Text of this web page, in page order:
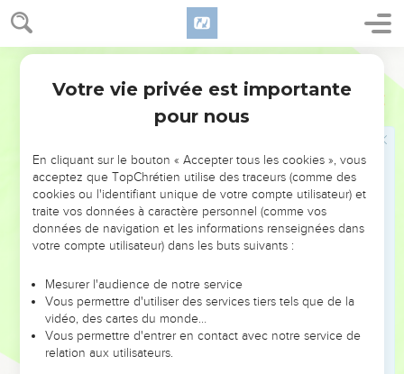
NE MANQUEZ PAS L’ÉVÉNEMENT
DE L’ANNÉE !
ET SI LEURS ERREURS POUVAIENT VOUS ÉVITER LES
VOTRES ?
leur foi ou leur vision. Mais on voit moins les doutes, les erreurs
et les saisons difficiles qu'ils ont traversés, alors même que ce
sont elles qui les ont façonnés.
Dans cette conférence, leaders, entrepreneurs, et responsables
Votre vie privée est importante
pour nous
En cliquant sur le bouton « Accepter tous les cookies », vous
acceptez que TopChrétien utilise des traceurs (comme des
cookies ou l'identifiant unique de votre compte utilisateur) et
traite vos données à caractère personnel (comme vos
données de navigation et les informations renseignées dans
votre compte utilisateur) dans les buts suivants :
Mesurer l'audience de notre service
Vous permettre d'utiliser des services tiers tels que de la
vidéo, des cartes du monde…
Vous permettre d'entrer en contact avec notre service de
relation aux utilisateurs.